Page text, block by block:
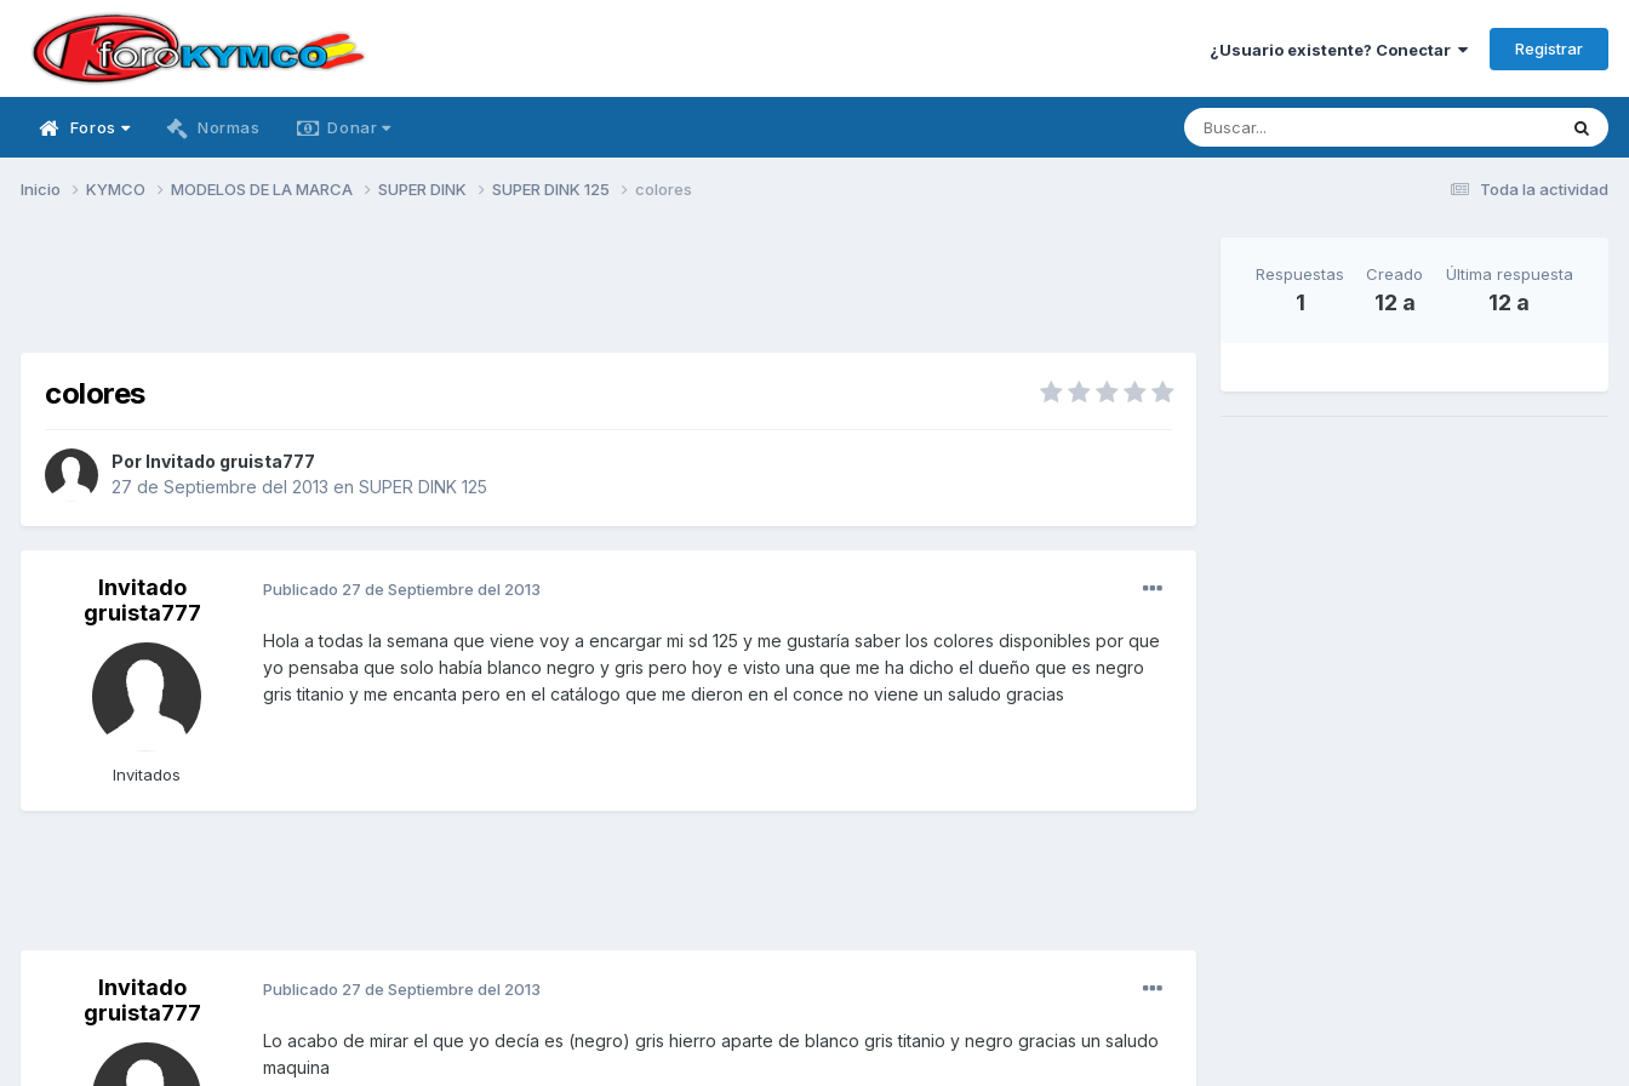
¿Usuario existente? Conectar Registrar
Foros Normas Donar
Toda la actividad
Inicio KYMCO MODELOS DE LA MARCA SUPER DINK SUPER DINK 125 colores
colores
Por Invitado gruista777
27 de Septiembre del 2013 en SUPER DINK 125
Invitado
gruista777
Invitados
Publicado 27 de Septiembre del 2013
Hola a todas la semana que viene voy a encargar mi sd 125 y me gustaría saber los colores disponibles por que
yo pensaba que solo había blanco negro y gris pero hoy e visto una que me ha dicho el dueño que es negro
gris titanio y me encanta pero en el catálogo que me dieron en el conce no viene un saludo gracias
Invitado
gruista777
Publicado 27 de Septiembre del 2013
Lo acabo de mirar el que yo decía es (negro) gris hierro aparte de blanco gris titanio y negro gracias un saludo
maquina
Respuestas
1
Creado
12 a
Última respuesta
12 a